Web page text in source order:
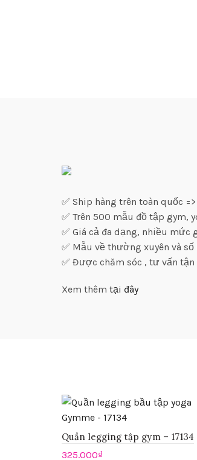
✅ Ship hàng trên toàn quốc
✅ Trên 500 mẫu đồ tập gym,
✅ Giá cả đa dạng, nhiều
✅ Mẫu về thường xuyên và
✅ Được chăm sóc , tư vấn
Xem thêm tại đây
Quần legging tập gym – 17134
325.000₫